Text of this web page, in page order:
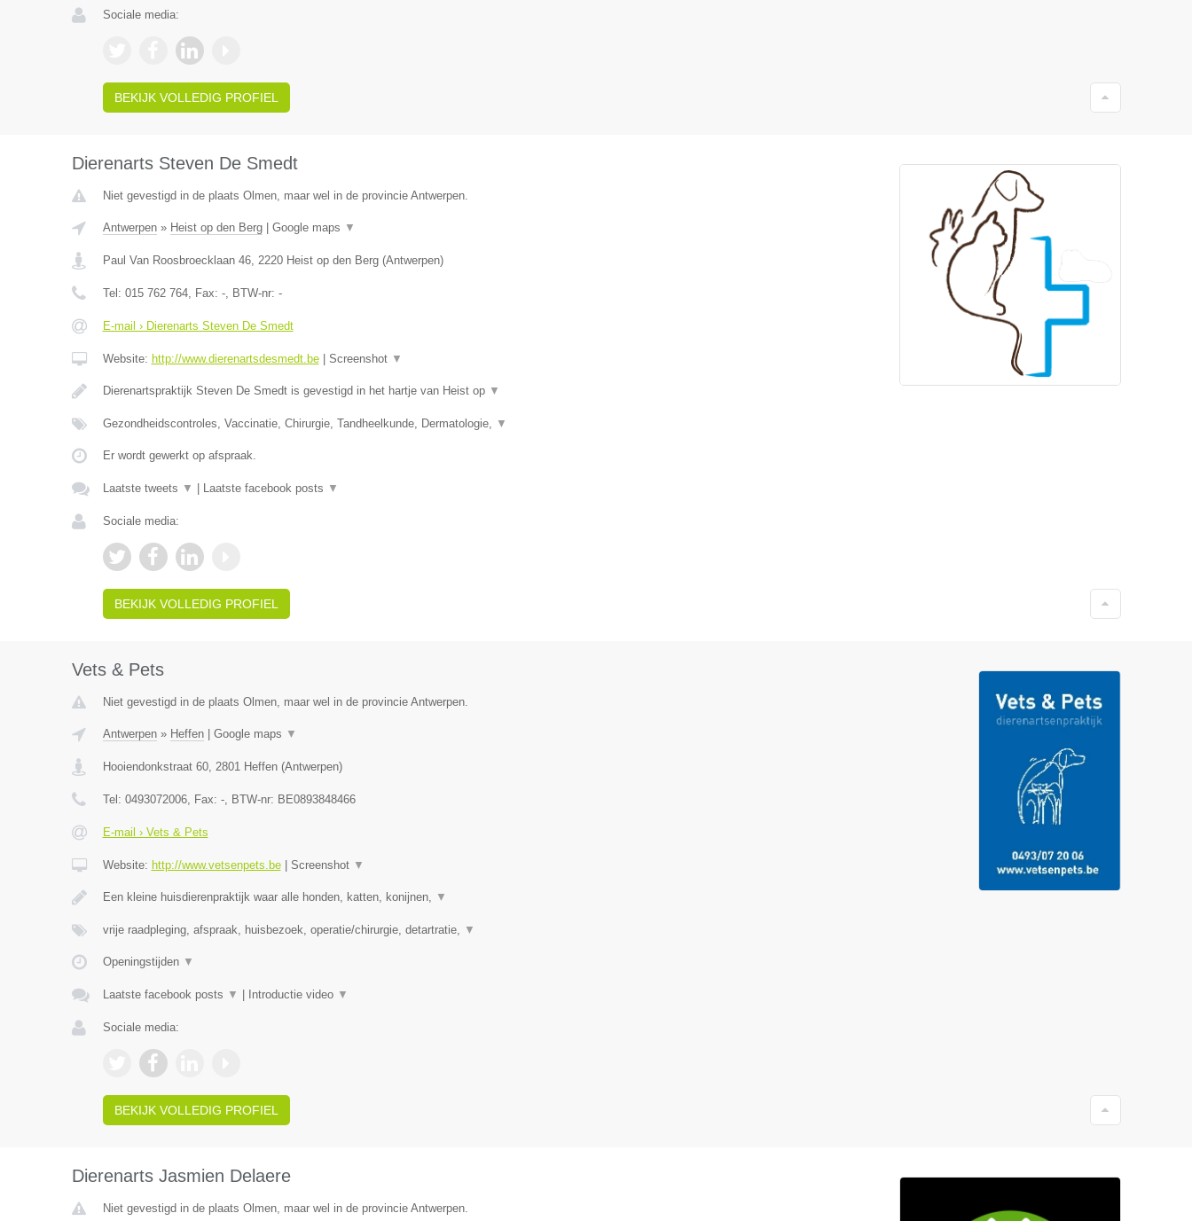
Sociale media:
BEKIJK VOLLEDIG PROFIEL
Dierenarts Steven De Smedt
Niet gevestigd in de plaats Olmen, maar wel in de provincie Antwerpen.
Antwerpen» Heist op den Berg| Google maps ▼
Paul Van Roosbroecklaan 46, 2220 Heist op den Berg(Antwerpen)
Tel: 015 762 764, Fax: -, BTW-nr: -
E-mail › Dierenarts Steven De Smedt
Website: http://www.dierenartsdesmedt.be| Screenshot ▼
Dierenartspraktijk Steven De Smedt is gevestigd in het hartje van Heist op ▼
Gezondheidscontroles, Vaccinatie, Chirurgie, Tandheelkunde, Dermatologie, ▼
Er wordt gewerkt op afspraak.
Laatste tweets ▼ Laatste facebook posts ▼
Sociale media:
BEKIJK VOLLEDIG PROFIEL
Vets & Pets
Niet gevestigd in de plaats Olmen, maar wel in de provincie Antwerpen.
Antwerpen» Heffen| Google maps ▼
Hooiendonkstraat 60, 2801 Heffen(Antwerpen)
Tel: 0493072006, Fax: -, BTW-nr: BE0893848466
E-mail › Vets & Pets
Website: http://www.vetsenpets.be| Screenshot ▼
Een kleine huisdierenpraktijk waar alle honden, katten, konijnen, ▼
vrije raadpleging, afspraak, huisbezoek, operatie/chirurgie, detartratie, ▼
Openingstijden ▼
Laatste facebook posts ▼ Introductie video ▼
Sociale media:
BEKIJK VOLLEDIG PROFIEL
Dierenarts Jasmien Delaere
Niet gevestigd in de plaats Olmen, maar wel in de provincie Antwerpen.